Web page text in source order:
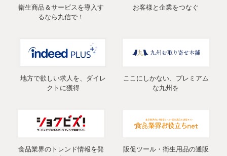
衛生商品＆サービスを導入す
るなら丸信で！
お客様と企業をつなぐ
地方で欲しい求人を、ダイレ
クトに獲得
ここにしかない、プレミアム
な九州を
食品業界のトレンド情報を発
販促ツール・衛生用品の通販